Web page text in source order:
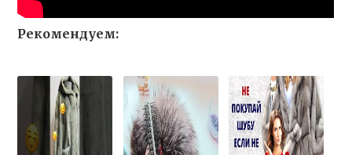
Рекомендуем: